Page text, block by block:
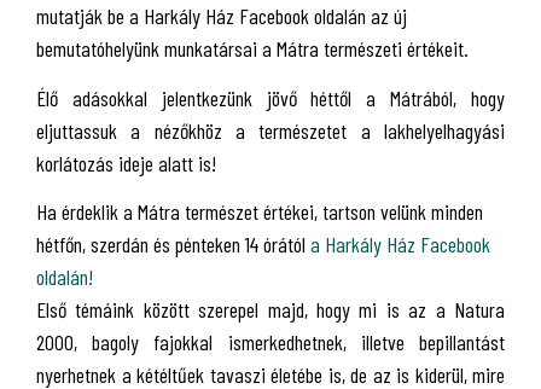
mutatják be a Harkály Ház Facebook oldalán az új
bemutatóhelyünk munkatársai a Mátra természeti értékeit.
Élő adásokkal jelentkezünk jövő héttől a Mátrából, hogy
eljuttassuk a nézőkhöz a természetet a lakhelyelhagyási
korlátozás ideje alatt is!
Ha érdeklik a Mátra természet értékei, tartson velünk minden
hétfőn, szerdán és pénteken 14 órától a Harkály Ház Facebook
oldalán!
Első témáink között szerepel majd, hogy mi is az a Natura
2000, bagoly fajokkal ismerkedhetnek, illetve bepillantást
nyerhetnek a kétéltűek tavaszi életébe is, de az is kiderül, mire